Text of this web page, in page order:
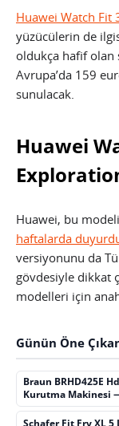
Huawei Watch Fit
yüzücülerin de
oldukça hafif olan
Avrupa’da 159
sunulacak.
Huawei
Huawei, bu
haftalarda
versiyonunu da
gövdesiyle dikkat
modelleri için
Günün Öne
Braun BRHD425E
Kurutma Makinesi